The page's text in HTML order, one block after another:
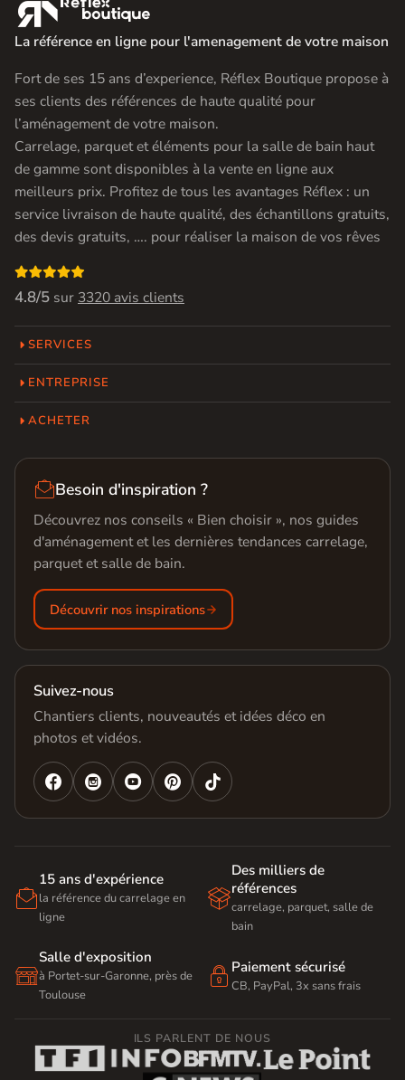
La référence en ligne pour l'amenagement de votre maison
Fort de ses 15 ans d’experience, Réflex Boutique propose à
ses clients des références de haute qualité pour
l’aménagement de votre maison.
Carrelage, parquet et éléments pour la salle de bain haut
de gamme sont disponibles à la vente en ligne aux
meilleurs prix. Profitez de tous les avantages Réflex : un
service livraison de haute qualité, des échantillons gratuits,
des devis gratuits, …. pour réaliser la maison de vos rêves

4.8/5 sur 3320 avis clients
SERVICES
ENTREPRISE
ACHETER
Besoin d'inspiration ?
Découvrez nos conseils « Bien choisir », nos guides
d'aménagement et les dernières tendances carrelage,
parquet et salle de bain.
Découvrir nos inspirations
Suivez-nous
Chantiers clients, nouveautés et idées déco en
photos et vidéos.
   

15 ans d'expérience
la référence du carrelage en
ligne

Des milliers de
références
carrelage, parquet, salle de
bain

Salle d'exposition
à Portet-sur-Garonne, près de
Toulouse
 Paiement sécurisé
CB, PayPal, 3x sans frais
ILS PARLENT DE NOUS